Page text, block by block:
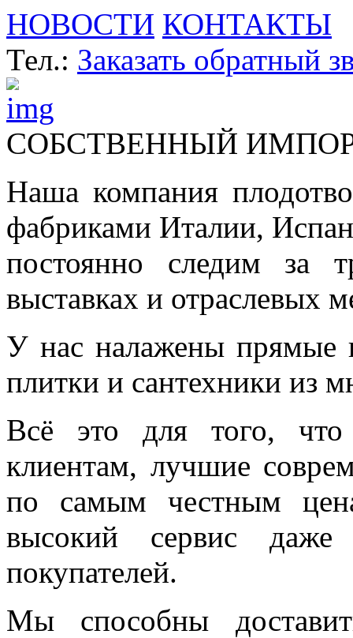
НОВОСТИ КОНТАКТЫ
Тел.: Заказать обратный
СОБСТВЕННЫЙ
Наша компания
фабриками Италии,
постоянно следим за
выставках и отраслевых
У нас налажены прямые
плитки и сантехники из
Всё это для того,
клиентам, лучшие
по самым честным
высокий сервис даже
покупателей.
Мы способны